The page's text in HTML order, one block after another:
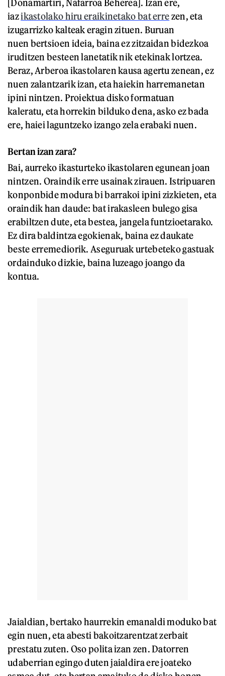
[Donamartiri, Nafarroa Beherea]. Izan ere,
iazikastolako hiru eraikinetako bat errezen, eta
izugarrizko kalteak eragin zituen. Buruan
nuen bertsioen ideia, baina ez zitzaidan bidezkoa
iruditzen besteen lanetatik nik etekinak lortzea.
Beraz, Arberoa ikastolaren kausa agertu zenean, ez
nuen zalantzarik izan, eta haiekin harremanetan
ipini nintzen. Proiektua disko formatuan
kaleratu, eta horrekin bilduko dena, asko ez bada
ere, haiei laguntzeko izango zela erabaki nuen.
Bertan izan zara?
Bai, aurreko ikasturteko ikastolaren egunean joan
nintzen. Oraindik erre usainak zirauen. Istripuaren
konponbide modura bi barrakoi ipini zizkieten, eta
oraindik han daude: bat irakasleen bulego gisa
erabiltzen dute, eta bestea, jangela funtzioetarako.
Ez dira baldintza egokienak, baina ez daukate
beste erremediorik. Aseguruak urtebeteko gastuak
ordainduko dizkie, baina luzeago joango da
kontua.
Jaialdian, bertako haurrekin emanaldi moduko bat
egin nuen, eta abesti bakoitzarentzat zerbait
prestatu zuten. Oso polita izan zen. Datorren
udaberrian egingo duten jaialdira ere joateko